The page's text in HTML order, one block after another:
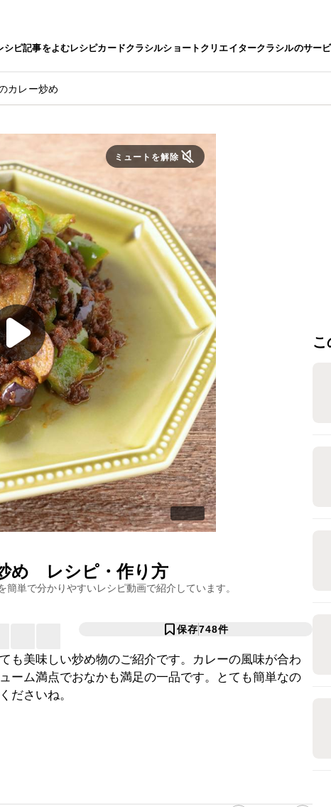
シピ記事をよむレシピカードクラシルショートクリエイタークラシルのサー
カレー炒め
ミュートを解除
め レシピ・作り方
簡単で分かりやすいレシピ動画で紹介しています。
保存748件
も美味しい炒め物のご紹介です。カレーの風味が合わ
ーム満点でおなかも満足の一品です。とても簡単なの
ださいね。